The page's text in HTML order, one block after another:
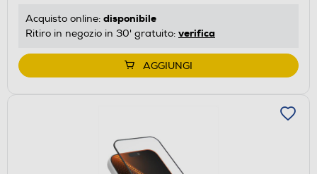
Acquisto online: disponibile
Ritiro in negozio in 30' gratuito: verifica
AGGIUNGI